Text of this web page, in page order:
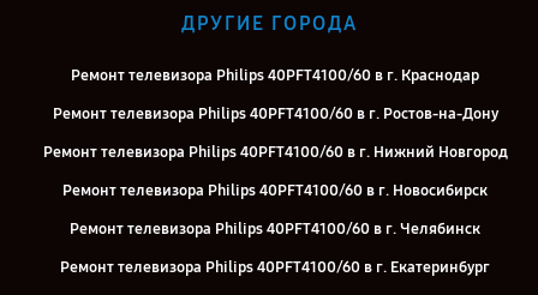
ДРУГИЕ ГОРОДА
Ремонт телевизора Philips 40PFT4100/60 в г. Краснодар
Ремонт телевизора Philips 40PFT4100/60 в г. Ростов-на-Дону
Ремонт телевизора Philips 40PFT4100/60 в г. Нижний Новгород
Ремонт телевизора Philips 40PFT4100/60 в г. Новосибирск
Ремонт телевизора Philips 40PFT4100/60 в г. Челябинск
Ремонт телевизора Philips 40PFT4100/60 в г. Екатеринбург